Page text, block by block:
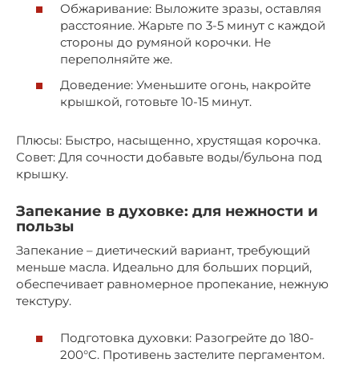
Обжаривание: Выложите зразы, оставляя
расстояние. Жарьте по 3-5 минут с каждой
стороны до румяной корочки. Не
переполняйте же.
Доведение: Уменьшите огонь, накройте
крышкой, готовьте 10-15 минут.
Плюсы: Быстро, насыщенно, хрустящая корочка.
Совет: Для сочности добавьте воды/бульона под
крышку.
Запекание в духовке: для нежности и
пользы
Запекание – диетический вариант, требующий
меньше масла. Идеально для больших порций,
обеспечивает равномерное пропекание, нежную
текстуру.
Подготовка духовки: Разогрейте до 180-
200°C. Противень застелите пергаментом.